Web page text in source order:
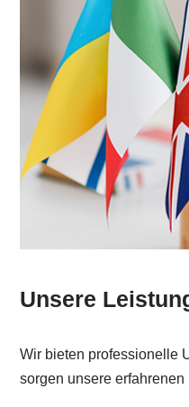
Unsere
Wir bieten professionelle
sorgen unsere